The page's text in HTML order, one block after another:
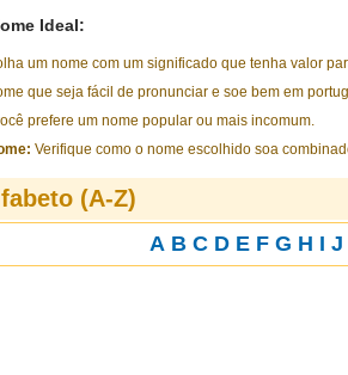
Ideal:
um nome com um significado que tenha valor
que seja fácil de pronunciar e soe bem em
prefere um nome popular ou mais incomum.
Verifique como o nome escolhido soa
(A-Z)
A B C D E F G H I J